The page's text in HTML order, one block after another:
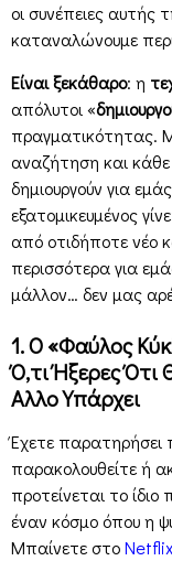
οι συνέπειες αυτής
καταναλώνουμε
Είναι ξεκάθαρο: η
απόλυτοι «
πραγματικότητας.
αναζήτηση και
δημιουργούν για
εξατομικευμένος
από οτιδήποτε νέο
περισσότερα για
μάλλον… δεν μας
1. Ο «Φαύλος
Ό,τι Ήξερες Ότι
Αλλο Υπάρχει
Έχετε παρατηρήσει
παρακολουθείτε ή
προτείνεται το
έναν κόσμο όπου η
Μπαίνετε στοNetflix